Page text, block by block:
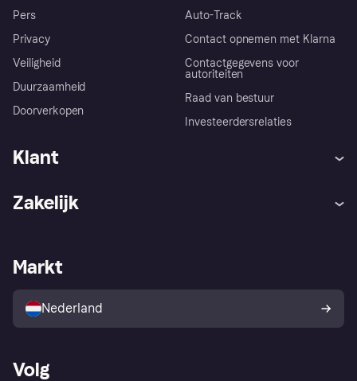
Pers
Privacy
Veiligheid
Duurzaamheid
Doorverkopen
Auto-Track
Contact opnemen met Klarna
Contactgegevens voor
autoriteiten
Raad van bestuur
Investeerdersrelaties
Klant
Winkeloverzicht
Kopersbescherming voor
consumenten
Zakelijk
Zakelijke login
Markt
Nederland
Volg